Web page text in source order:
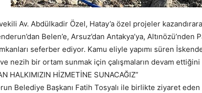
Av. Abdülkadir Özel, Hatay’a özel projeler
Belen’e, Arsuz’dan Antakya’ya,
seferber ediyor. Kamu eliyle yapımı süren
nezih bir ortam sunmak için çalışmaların devam ettiğini
HALKIMIZIN HİZMETİNE SUNACAĞIZ”
Belediye Başkanı Fatih Tosyalı ile birlikte ziyaret